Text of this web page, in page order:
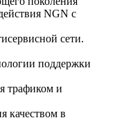
NGN с
сети.
поддержки
трафиком и
качеством в